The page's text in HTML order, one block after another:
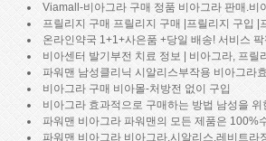
Viamall-비아그라 구매 정품 비아그라 판매.비
프릴리지 구매 프릴리지 구매 |프릴리지 구입
온라인약국 1+1+사은품 +당일 배송! 서비스 팍
비아센터 발기부전 치료 정보 | 비아그라, 프
파워맨 남성클리닉 시알리스부작용 비아그라
비아그라 구매 비아몰-처방전 없이 구입
비아그라 효과적으로 구매하는 방법 남성을
파워맨 비아그라 파워맨의 모든 제품은 100%
파워맨 비아그라 비아그라,시알리스,레비트라